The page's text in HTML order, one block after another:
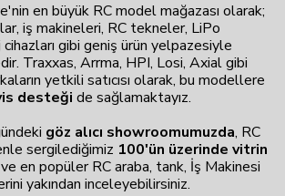
en büyük RC model mağazası olarak;
iş makineleri, RC tekneler, LiPo
gibi geniş ürün yelpazesiyle
Traxxas, Arrma, HPI, Losi, Axial gibi
yetkili satıcısı olarak, bu modellere
desteği de sağlamaktayız.
göz alıcı showroomumuzda, RC
sergilediğimiz 100'ün üzerinde vitrin
en popüler RC araba, tank, İş Makinesi
yakından inceleyebilirsiniz.